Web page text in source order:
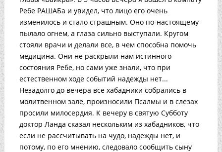
Ребе РАШАБа и увидел, что лицо его очень
изменилось и стало страшным. Оно по-настоящему
пылало огнем, а глаза сильно выступали. Кругом
стояли врачи и делали все, в чем способна помочь
медицина. Они не раскрыли нам истинного
состояния Ребе, но сами уже знали, что при
естественном ходе событий надежды нет...
Незадолго до вечера все хабадники собрались в
молитвенном зале, произносили Псалмы и в слезах
просили милосердия. К вечеру в святую Субботу
доктор Ланда сказал нескольким из хабадников, что
если не рассчитывать на чудо, надежды нет, и
потому, по его мнению, следовало сообщить сыну